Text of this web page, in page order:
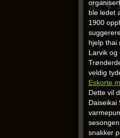
ble ledet
1900
hjelp thai
Larvik og
veldig
Eskorte
Dette vil
Daiseikai
sesongen.
snakker